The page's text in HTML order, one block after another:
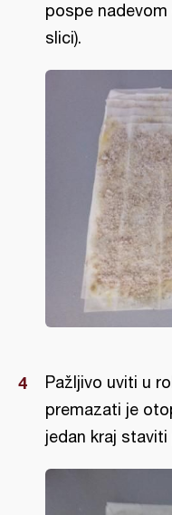
pospe nadevom
slici).
Pažljivo uviti u
premazati je
jedan kraj